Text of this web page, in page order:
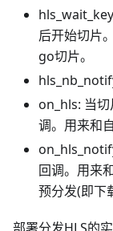
后开始切片
go切片。
on_hls: 当
调。用来和
回调。用来
预分发(即下